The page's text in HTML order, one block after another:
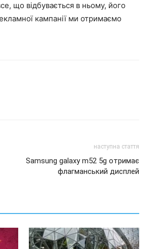
що відбувається в ньому, його
кампанії ми отримаємо
наступна стаття
Samsung galaxy m52 5g отримає
флагманський дисплей